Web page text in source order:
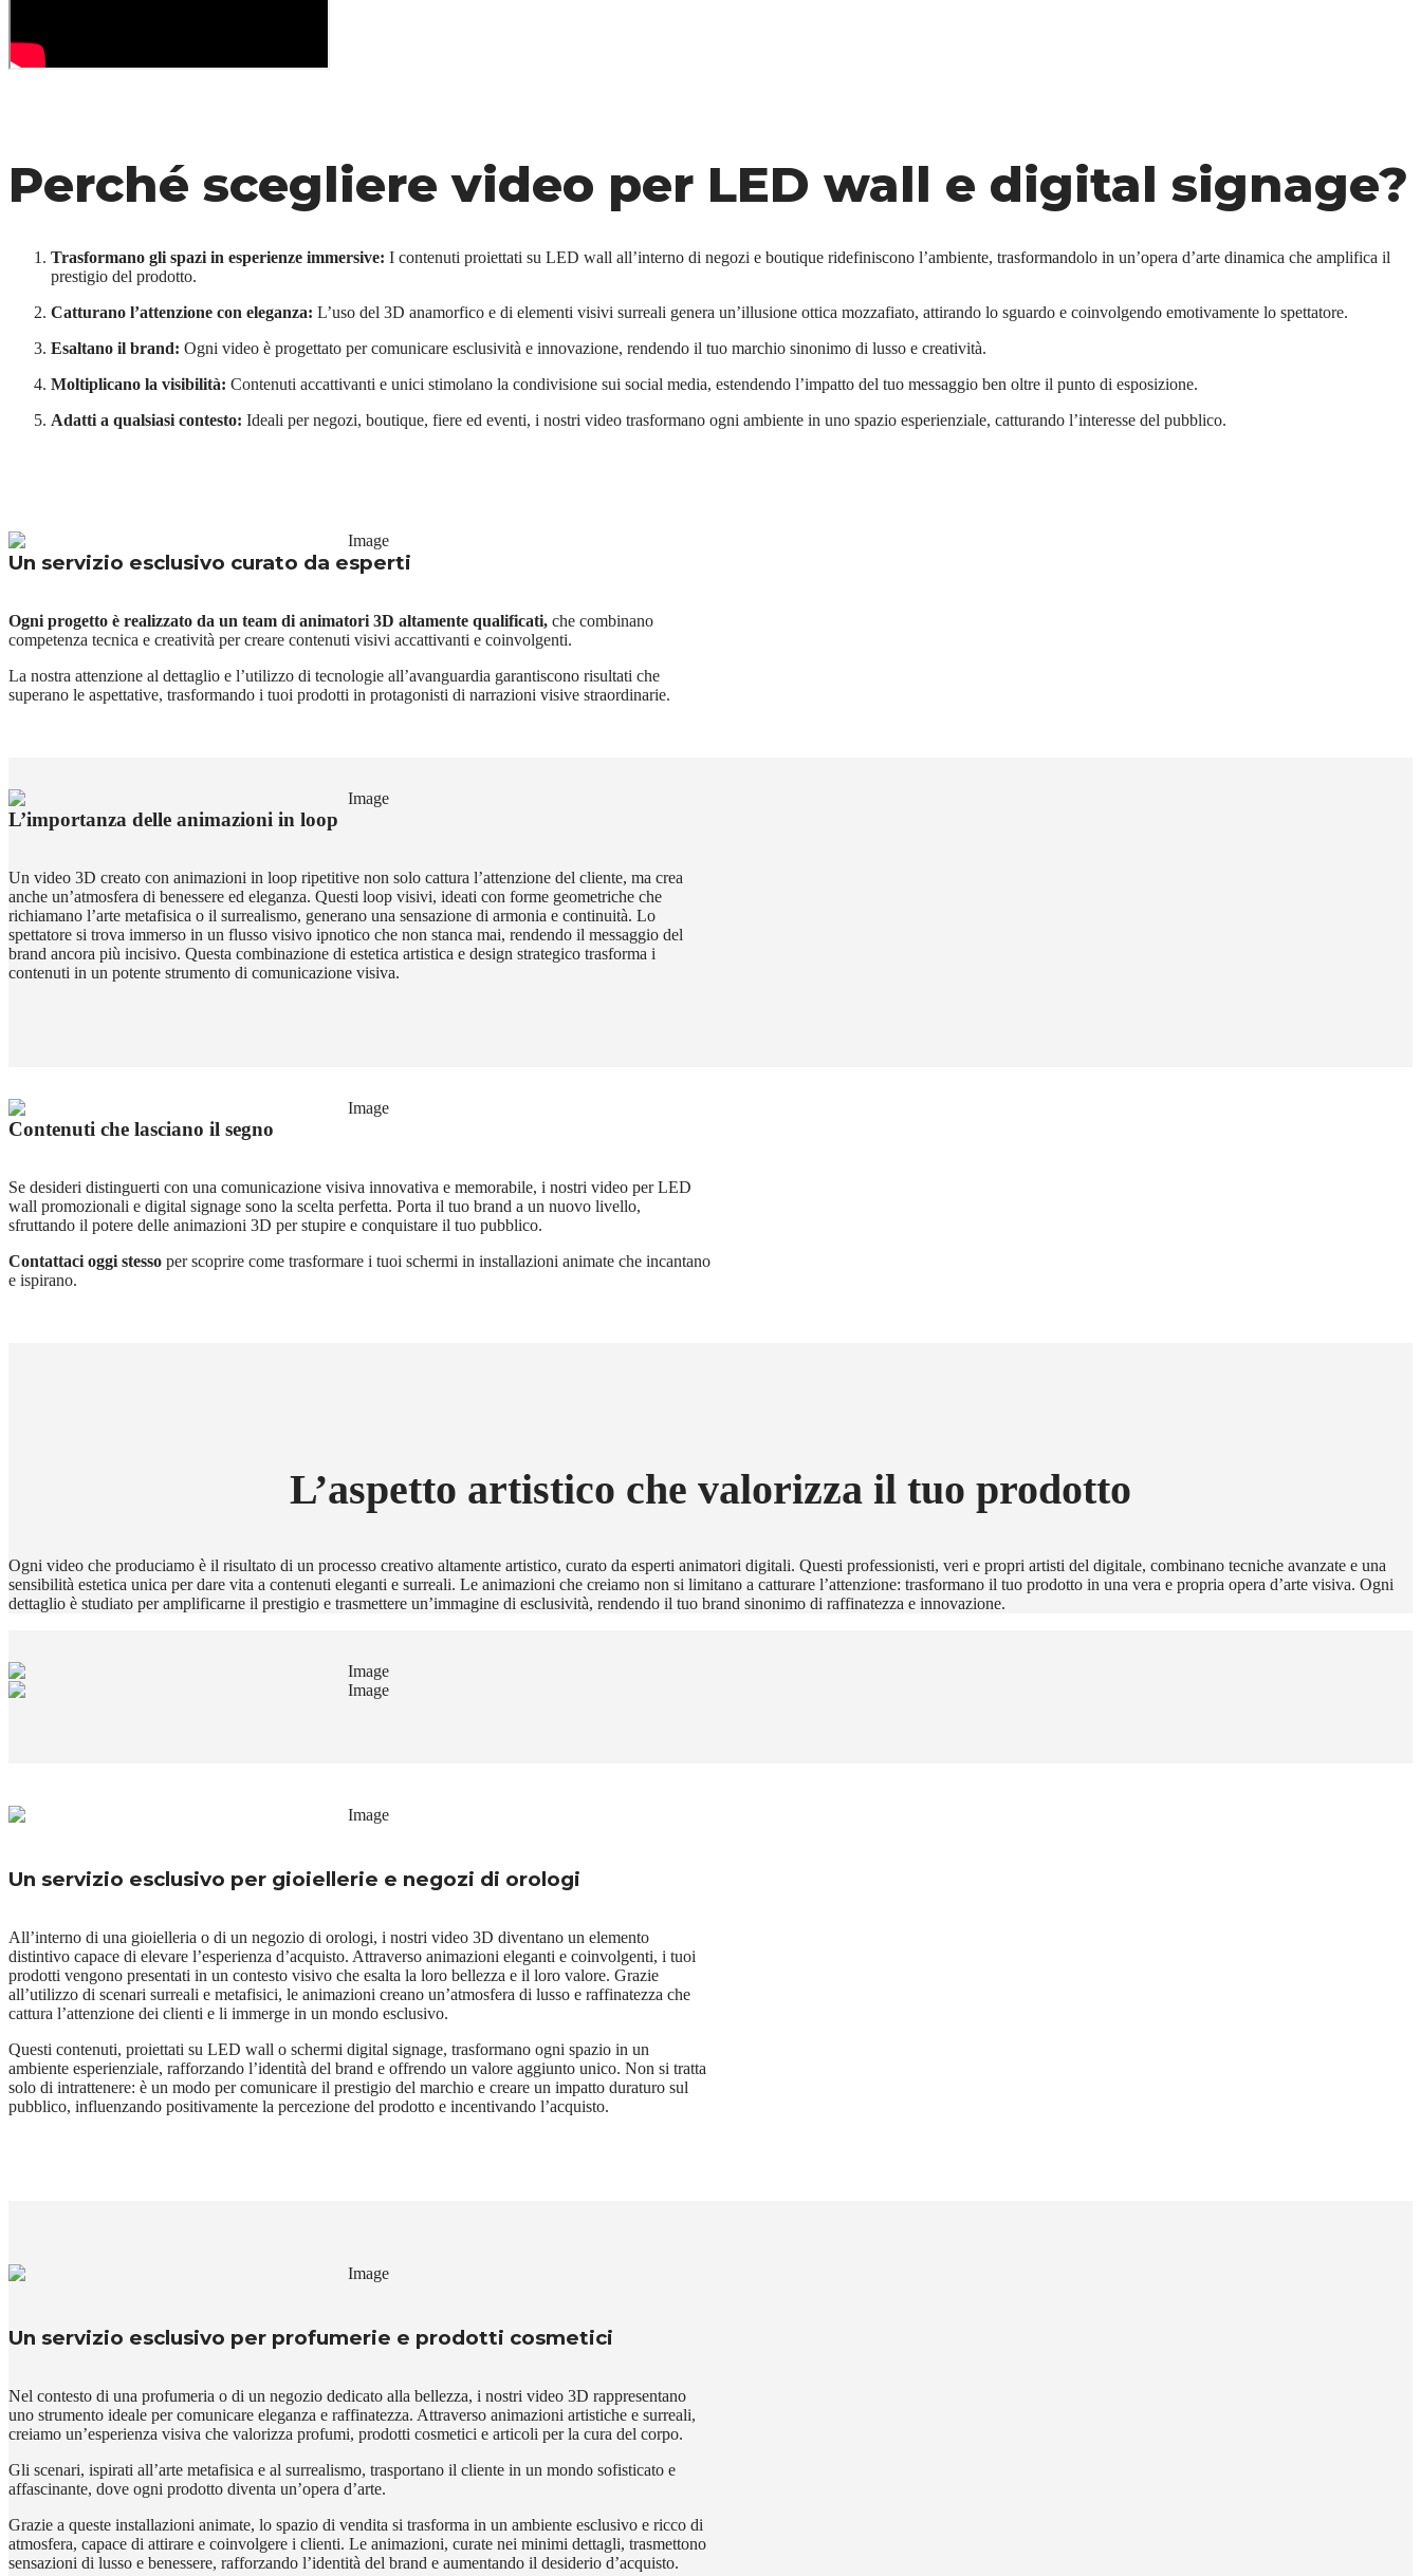
Perché scegliere video per LED wall e digital signage?
Trasformano gli spazi in esperienze immersive: I contenuti proiettati su LED wall all’interno di negozi e boutique ridefiniscono l’ambiente, trasformandolo in un’opera d’arte dinamica che amplifica il
prestigio del prodotto.
Catturano l’attenzione con eleganza: L’uso del 3D anamorfico e di elementi visivi surreali genera un’illusione ottica mozzafiato, attirando lo sguardo e coinvolgendo emotivamente lo spettatore.
Esaltano il brand: Ogni video è progettato per comunicare esclusività e innovazione, rendendo il tuo marchio sinonimo di lusso e creatività.
Moltiplicano la visibilità: Contenuti accattivanti e unici stimolano la condivisione sui social media, estendendo l’impatto del tuo messaggio ben oltre il punto di esposizione.
Adatti a qualsiasi contesto: Ideali per negozi, boutique, fiere ed eventi, i nostri video trasformano ogni ambiente in uno spazio esperienziale, catturando l’interesse del pubblico.
Un servizio esclusivo curato da esperti
Ogni progetto è realizzato da un team di animatori 3D altamente qualificati, che combinano
competenza tecnica e creatività per creare contenuti visivi accattivanti e coinvolgenti.
La nostra attenzione al dettaglio e l’utilizzo di tecnologie all’avanguardia garantiscono risultati che
superano le aspettative, trasformando i tuoi prodotti in protagonisti di narrazioni visive straordinarie.
L’importanza delle animazioni in loop
Un video 3D creato con animazioni in loop ripetitive non solo cattura l’attenzione del cliente, ma crea
anche un’atmosfera di benessere ed eleganza. Questi loop visivi, ideati con forme geometriche che
richiamano l’arte metafisica o il surrealismo, generano una sensazione di armonia e continuità. Lo
spettatore si trova immerso in un flusso visivo ipnotico che non stanca mai, rendendo il messaggio del
brand ancora più incisivo. Questa combinazione di estetica artistica e design strategico trasforma i
contenuti in un potente strumento di comunicazione visiva.
Contenuti che lasciano il segno
Se desideri distinguerti con una comunicazione visiva innovativa e memorabile, i nostri video per LED
wall promozionali e digital signage sono la scelta perfetta. Porta il tuo brand a un nuovo livello,
sfruttando il potere delle animazioni 3D per stupire e conquistare il tuo pubblico.
Contattaci oggi stesso per scoprire come trasformare i tuoi schermi in installazioni animate che incantano
e ispirano.
L’aspetto artistico che valorizza il tuo prodotto
Ogni video che produciamo è il risultato di un processo creativo altamente artistico, curato da esperti animatori digitali. Questi professionisti, veri e propri artisti del digitale, combinano tecniche avanzate e una
sensibilità estetica unica per dare vita a contenuti eleganti e surreali. Le animazioni che creiamo non si limitano a catturare l’attenzione: trasformano il tuo prodotto in una vera e propria opera d’arte visiva. Ogni
dettaglio è studiato per amplificarne il prestigio e trasmettere un’immagine di esclusività, rendendo il tuo brand sinonimo di raffinatezza e innovazione.
Un servizio esclusivo per gioiellerie e negozi di orologi
All’interno di una gioielleria o di un negozio di orologi, i nostri video 3D diventano un elemento
distintivo capace di elevare l’esperienza d’acquisto. Attraverso animazioni eleganti e coinvolgenti, i tuoi
prodotti vengono presentati in un contesto visivo che esalta la loro bellezza e il loro valore. Grazie
all’utilizzo di scenari surreali e metafisici, le animazioni creano un’atmosfera di lusso e raffinatezza che
cattura l’attenzione dei clienti e li immerge in un mondo esclusivo.
Questi contenuti, proiettati su LED wall o schermi digital signage, trasformano ogni spazio in un
ambiente esperienziale, rafforzando l’identità del brand e offrendo un valore aggiunto unico. Non si tratta
solo di intrattenere: è un modo per comunicare il prestigio del marchio e creare un impatto duraturo sul
pubblico, influenzando positivamente la percezione del prodotto e incentivando l’acquisto.
Un servizio esclusivo per profumerie e prodotti cosmetici
Nel contesto di una profumeria o di un negozio dedicato alla bellezza, i nostri video 3D rappresentano
uno strumento ideale per comunicare eleganza e raffinatezza. Attraverso animazioni artistiche e surreali,
creiamo un’esperienza visiva che valorizza profumi, prodotti cosmetici e articoli per la cura del corpo.
Gli scenari, ispirati all’arte metafisica e al surrealismo, trasportano il cliente in un mondo sofisticato e
affascinante, dove ogni prodotto diventa un’opera d’arte.
Grazie a queste installazioni animate, lo spazio di vendita si trasforma in un ambiente esclusivo e ricco di
atmosfera, capace di attirare e coinvolgere i clienti. Le animazioni, curate nei minimi dettagli, trasmettono
sensazioni di lusso e benessere, rafforzando l’identità del brand e aumentando il desiderio d’acquisto.